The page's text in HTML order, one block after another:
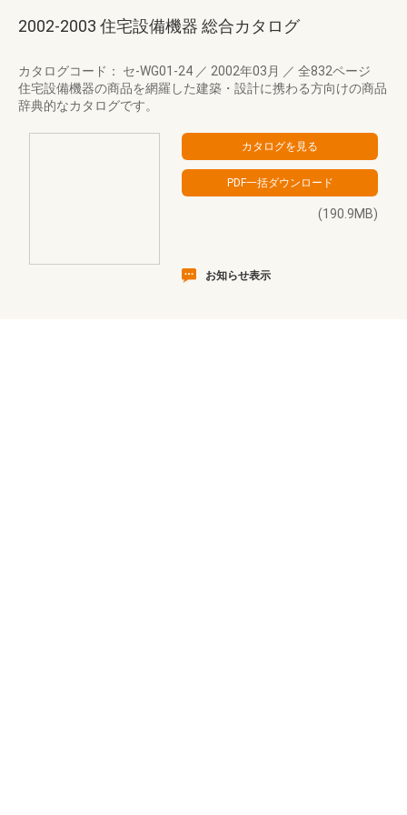
2002-2003 住宅設備機器 総合カタログ
カタログコード： セ-WG01-24 ／ 2002年03月 ／ 全832ページ
住宅設備機器の商品を網羅した建築・設計に携わる方向けの商品
辞典的なカタログです。
(190.9MB)
お知らせ表示